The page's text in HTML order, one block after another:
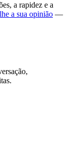
a rapidez e a
a sua opinião —